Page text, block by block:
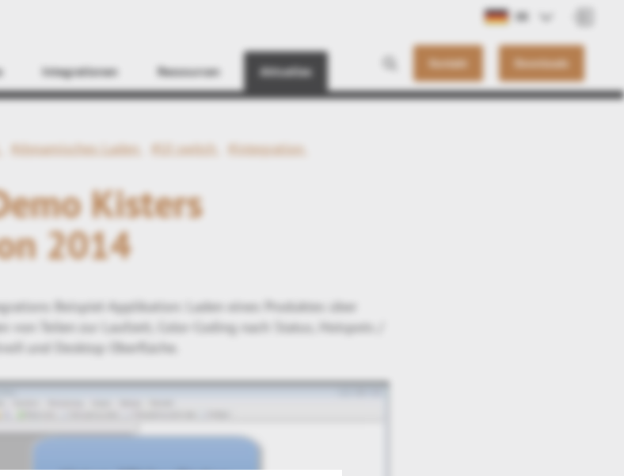
Integrationen Ressourcen Aktuelles Kontakt Downloads
DE
#dynamisches Laden #UI switch #integration
Kisters
2014
Beispiel-Applikation: Laden eines Produktes über
von Teilen zur Laufzeit, Color-Coding nach Status, Hotspots /
und Desktop Oberfläche.